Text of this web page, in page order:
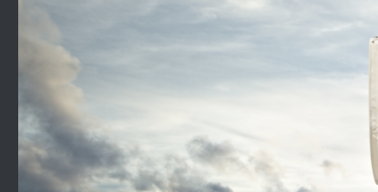
Salta al contenuto